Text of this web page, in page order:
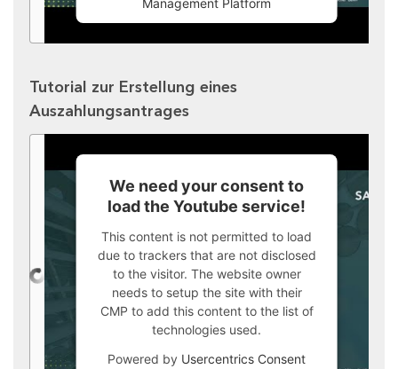
Management Platform
Tutorial zur Erstellung eines
Auszahlungsantrages
We need your consent to
load the Youtube service!
This content is not permitted to load
due to trackers that are not disclosed
to the visitor. The website owner
needs to setup the site with their
CMP to add this content to the list of
technologies used.
Powered by Usercentrics Consent